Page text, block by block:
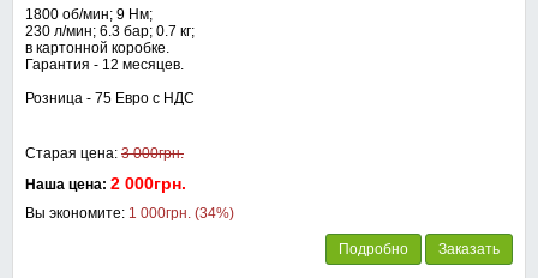
1800 об/мин; 9 Нм;
230 л/мин; 6.3 бар; 0.7 кг;
в картонной коробке.
Гарантия - 12 месяцев.
Розница - 75 Евро с НДС
Старая цена: 3 000грн.
Наша цена: 2 000грн.
Вы экономите: 1 000грн. (34%)
Подробно Заказать